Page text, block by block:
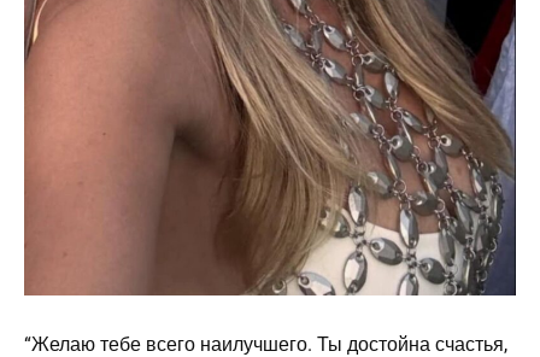
“Желаю тебе всего наилучшего. Ты достойна счастья,